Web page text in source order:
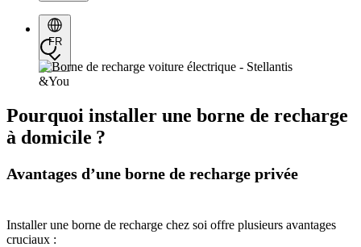
FR
Pourquoi installer une borne de recharge
à domicile ?
Avantages d’une borne de recharge privée
Installer une borne de recharge chez soi offre plusieurs avantages
cruciaux :